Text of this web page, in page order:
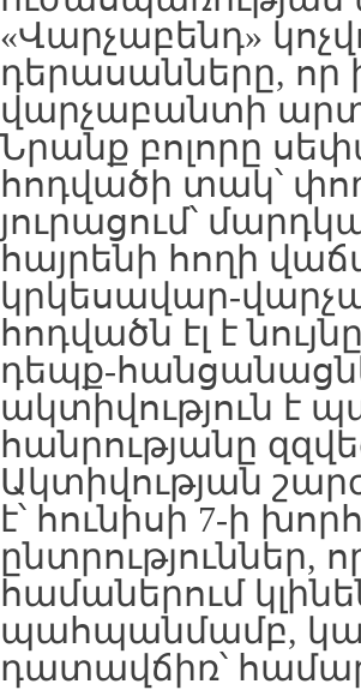
«Վարչաբենդ»
դերասանները, որ
վարչաբանտի
Նրանք բոլորը
հոդվածի տակ՝
յուրացում՝
հայրենի հողի
կրկեսավար-
հոդվածն էլ է
դեպք-
ակտիվություն է
հանրությանը
Ակտիվության
է՝ հունիսի 7-ի
ընտրություններ,
համաներում
պահպանմամբ,
դատավճիռ՝